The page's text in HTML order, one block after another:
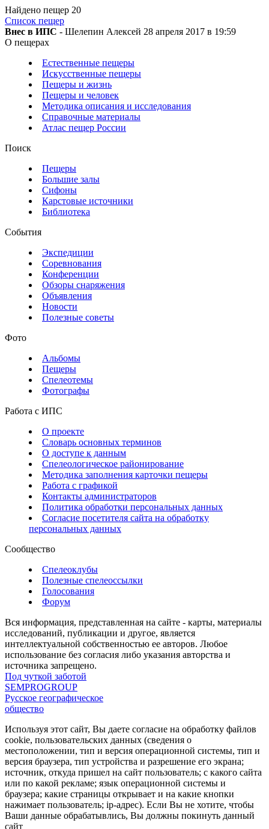
Найдено пещер 20
Список пещер
Внес в ИПС - Шелепин Алексей 28 апреля 2017 в 19:59
О пещерах
Естественные пещеры
Искусственные пещеры
Пещеры и жизнь
Пещеры и человек
Методика описания и исследования
Справочные материалы
Атлас пещер России
Поиск
Пещеры
Большие залы
Сифоны
Карстовые источники
Библиотека
События
Экспедиции
Соревнования
Конференции
Обзоры снаряжения
Объявления
Новости
Полезные советы
Фото
Альбомы
Пещеры
Спелеотемы
Фотографы
Работа с ИПС
О проекте
Словарь основных терминов
О доступе к данным
Спелеологическое районирование
Методика заполнения карточки пещеры
Работа с графикой
Контакты администраторов
Политика обработки персональных данных
Согласие посетителя сайта на обработку
персональных данных
Сообщество
Спелеоклубы
Полезные спелеоссылки
Голосования
Форум
Вся информация, представленная на сайте - карты, материалы
исследований, публикации и другое, является
интеллектуальной собственностью ее авторов. Любое
использование без согласия либо указания авторства и
источника запрещено.
Под чуткой заботой
SEMPROGROUP
Русское географическое
общество
Используя этот сайт, Вы даете согласие на обработку файлов
cookie, пользовательских данных (сведения о
местоположении, тип и версия операционной системы, тип и
версия браузера, тип устройства и разрешение его экрана;
источник, откуда пришел на сайт пользователь; с какого сайта
или по какой рекламе; язык операционной системы и
браузера; какие страницы открывает и на какие кнопки
нажимает пользователь; ip-адрес). Если Вы не хотите, чтобы
Ваши данные обрабатывлись, Вы должны покинуть данный
сайт